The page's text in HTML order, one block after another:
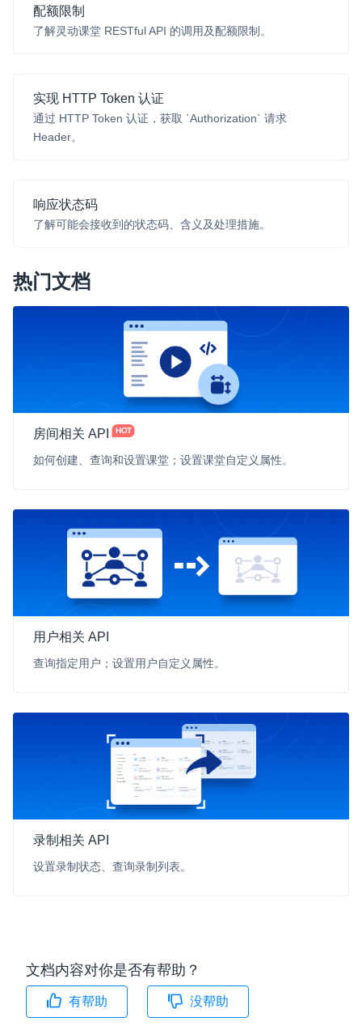
Status Page
对实时音频和视频画面进行风险识别，并联动回调和业务处置流
程
SDK 拓展插件
媒体服务
本地服务端录制
旁路推流
云端转码 RTMP 网关
RTC 服务端 SDK
与 RTC 客户端 SDK 互通，实现收发流
PPT 转码服务
快速高效的文档转换解决方案
控制台
开通和管理声网各项产品服务的统一入口
低代码应用平台
灵动会议
低代码集成、灵活定制、超低延时的音视频会议
配额限制
了解灵动课堂 RESTful API 的调用及配额限制。
实现 HTTP Token 认证
通过 HTTP Token 认证，获取 `Authorization` 请求
Header。
响应状态码
了解可能会接收到的状态码、含义及处理措施。
热门文档
房间相关 API HOT
如何创建、查询和设置课堂；设置课堂自定义属性。
用户相关 API
查询指定用户；设置用户自定义属性。
录制相关 API
设置录制状态、查询录制列表。
文档内容对你是否有帮助？
有帮助 没帮助